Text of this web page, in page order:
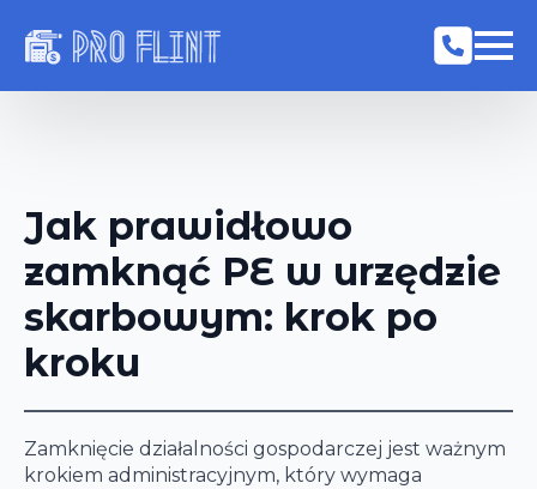
Jak prawidłowo
zamknąć PE w urzędzie
skarbowym: krok po
kroku
Zamknięcie działalności gospodarczej jest ważnym
krokiem administracyjnym, który wymaga